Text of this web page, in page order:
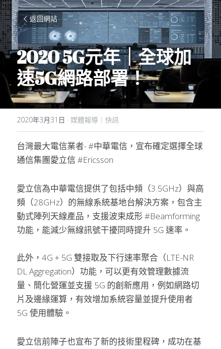
返回網站
2020 5G元年｜全球加
速5G網路部署！
2020年3月31日 · 媒體報導｜快訊
台灣最大電信業者- #中華電信，宣布確定選擇全球
通信集團愛立信 #Ericsson
愛立信為中華電信提供了包括中頻（3.5GHz）與高
頻（28GHz）的無線系統基地台解決方案，包含主
動式陣列天線產品，支援波束成形 #Beamforming
功能，能減少無線訊號干擾同時提升 5G 速率。
此外，4G + 5G 雙接取及下行速率聚合（LTE-NR
DL Aggregation）功能，可以更有效管理數據流
量、簡化營運並支援 5G 的創新應用，例如網路切
片及邊緣運算，有效增加系統容量並提升使用者
5G 使用體驗。
愛立信前陣子也宣布了新的技術里程碑，成功在基